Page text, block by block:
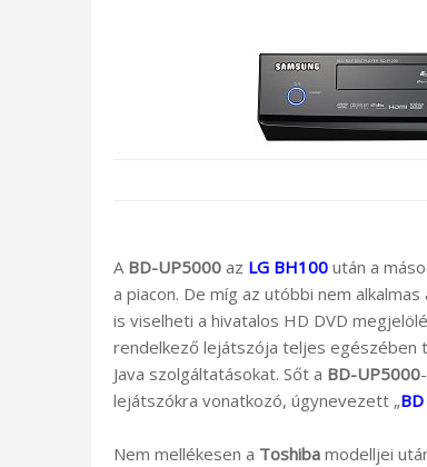
A BD-UP5000 az LG BH100 után a
a piacon. De míg az utóbbi nem
is viselheti a hivatalos HD DVD
rendelkező lejátszója teljes egészében
Java szolgáltatásokat. Sőt a BD-UP5000
lejátszókra vonatkozó, úgynevezett „
Nem mellékesen a Toshiba modelljei